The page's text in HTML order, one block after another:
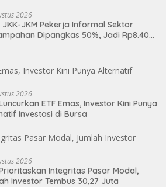
2026
JKK-JKM Pekerja Informal Sektor
Dipangkas 50%, Jadi Rp8.400
2026
ETF Emas, Investor Kini Punya
Investasi di Bursa
2026
Integritas Pasar Modal,
Investor Tembus 30,27 Juta